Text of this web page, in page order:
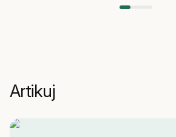
Artikuj